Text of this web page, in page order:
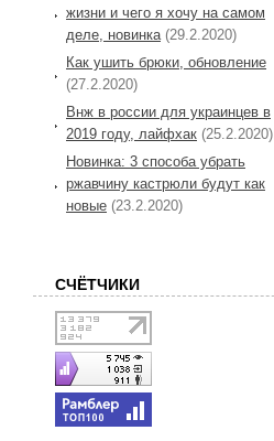
жизни и чего я хочу на самом
деле, новинка (29.2.2020)
Как ушить брюки, обновление
(27.2.2020)
Внж в россии для украинцев в
2019 году, лайфхак (25.2.2020)
Новинка: 3 способа убрать
ржавчину кастрюли будут как
новые (23.2.2020)
СЧЁТЧИКИ